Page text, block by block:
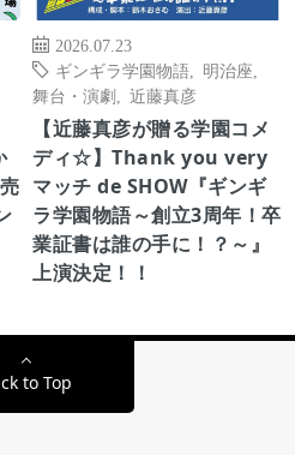
2026.07.23
ギンギラ学園物語
明治座
舞台・演劇
近藤真彦
【近藤真彦が贈る学園コメ
ディ☆】Thank you very
マッチ de SHOW『ギンギ
ラ学園物語～創立3周年！卒
業証書は誰の手に！？～』
上演決定！！
to Top